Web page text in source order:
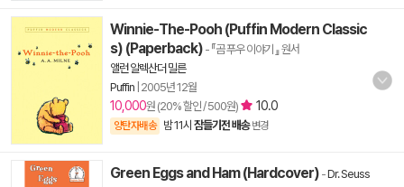
Winnie-The-Pooh (Puffin Modern Classic
s) (Paperback) - 『곰 푸우 이야기 』 원서
앨런 알렉산더 밀른
Puffin 2005년 12월
10,000원 (20% 할인 / 500원) 10.0
양탄자배송 밤 11시 잠들기전 배송 변경
Green Eggs and Ham (Hardcover) -Dr. Seuss